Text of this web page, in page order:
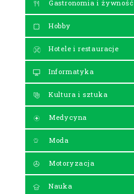
Gastronomia i żywność
Hobby
Hotele i restauracje
Informatyka
Kultura i sztuka
Medycyna
Moda
Motoryzacja
Nauka